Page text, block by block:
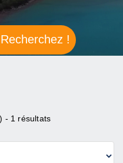
Recherchez !
- 1 résultats